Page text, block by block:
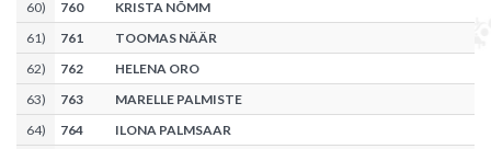
60) 760
KRISTA NÕMM
61) 761
TOOMAS NÄÄR
62) 762
HELENA ORO
63) 763
MARELLE PALMISTE
64) 764
ILONA PALMSAAR